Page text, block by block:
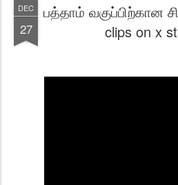
DEC
27
பத்தாம்
clips on x